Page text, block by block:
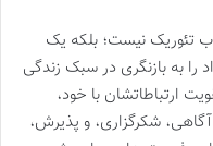
تئوریک نیست؛ بلکه یک
به بازنگری در سبک زندگی
ارتباطاتشان با خود،
شکرگزاری، و پذیرش،